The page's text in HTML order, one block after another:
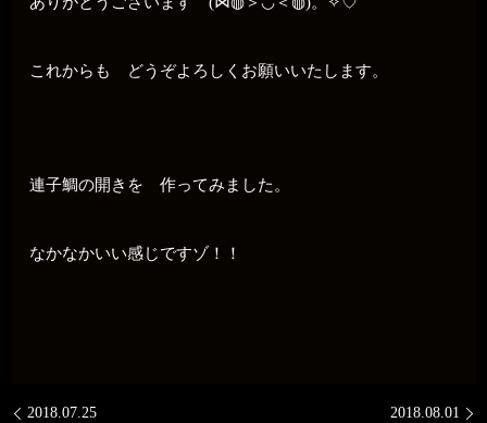
これからも どうぞよろしくお願いいたします。
連子鯛の開きを 作ってみました。
なかなかいい感じですゾ！！
2018.07.25 2018.08.01